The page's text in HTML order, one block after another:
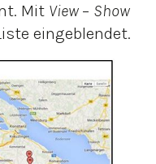
Mit View – Show
eingeblendet.